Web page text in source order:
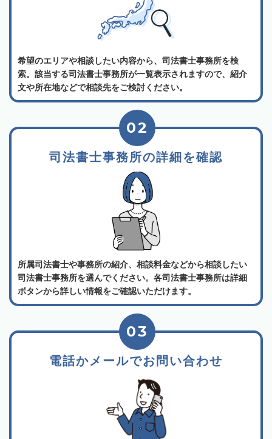
希望のエリアや相談したい内容から、司法書士事務所を検
索。該当する司法書士事務所が一覧表示されますので、紹介
文や所在地などで相談先をご検討ください。
司法書士事務所の詳細を確認
02
所属司法書士や事務所の紹介、相談料金などから相談したい
司法書士事務所を選んでください。各司法書士事務所は詳細
ボタンから詳しい情報をご確認いただけます。
電話かメールでお問い合わせ
03